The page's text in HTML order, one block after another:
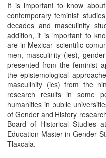
It is important to know
contemporary feminist
decades and masculinity
addition, it is important to
are in Mexican scientific
men, masculinity (ies),
presented from the feminist
the epistemological
masculinity (ies) from the
research results in some
humanities in public
of Gender and History
Board of Historical Studies
Education Master in Gender
Tlaxcala.